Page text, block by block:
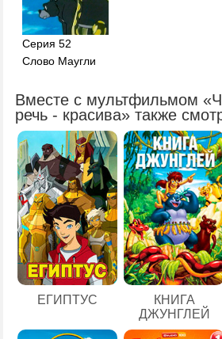
Серия 52
Слово Маугли
Вместе с мультфильмом
речь - красива» также
ЕГИПТУС
КНИГА
ДЖУНГЛЕЙ